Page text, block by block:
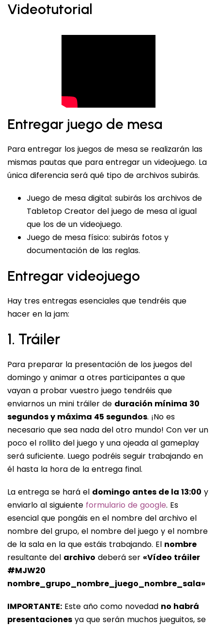
Videotutorial
Entregar juego de mesa
Para entregar los juegos de mesa se realizarán las
mismas pautas que para entregar un videojuego. La
única diferencia será qué tipo de archivos subirás.
Juego de mesa digital: subirás los archivos de
Tabletop Creator del juego de mesa al igual
que los de un videojuego.
Juego de mesa físico: subirás fotos y
documentación de las reglas.
Entregar videojuego
Hay tres entregas esenciales que tendréis que
hacer en la jam:
1. Tráiler
Para preparar la presentación de los juegos del
domingo y animar a otres participantes a que
vayan a probar vuestro juego tendréis que
enviarnos un mini tráiler de duración mínima 30
segundos y máxima 45 segundos. ¡No es
necesario que sea nada del otro mundo! Con ver un
poco el rollito del juego y una ojeada al gameplay
será suficiente. Luego podréis seguir trabajando en
él hasta la hora de la entrega final.
La entrega se hará el domingo antes de la 13:00 y
enviarlo al siguiente formulario de google. Es
esencial que pongáis en el nombre del archivo el
nombre del grupo, el nombre del juego y el nombre
de la sala en la que estáis trabajando. El nombre
resultante del archivo deberá ser «Vídeo tráiler
#MJW20
nombre_grupo_nombre_juego_nombre_sala»
IMPORTANTE: Este año como novedad no habrá
presentaciones ya que serán muchos jueguitos, se